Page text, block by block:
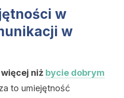
w
w
niż bycie dobrym
to umiejętność